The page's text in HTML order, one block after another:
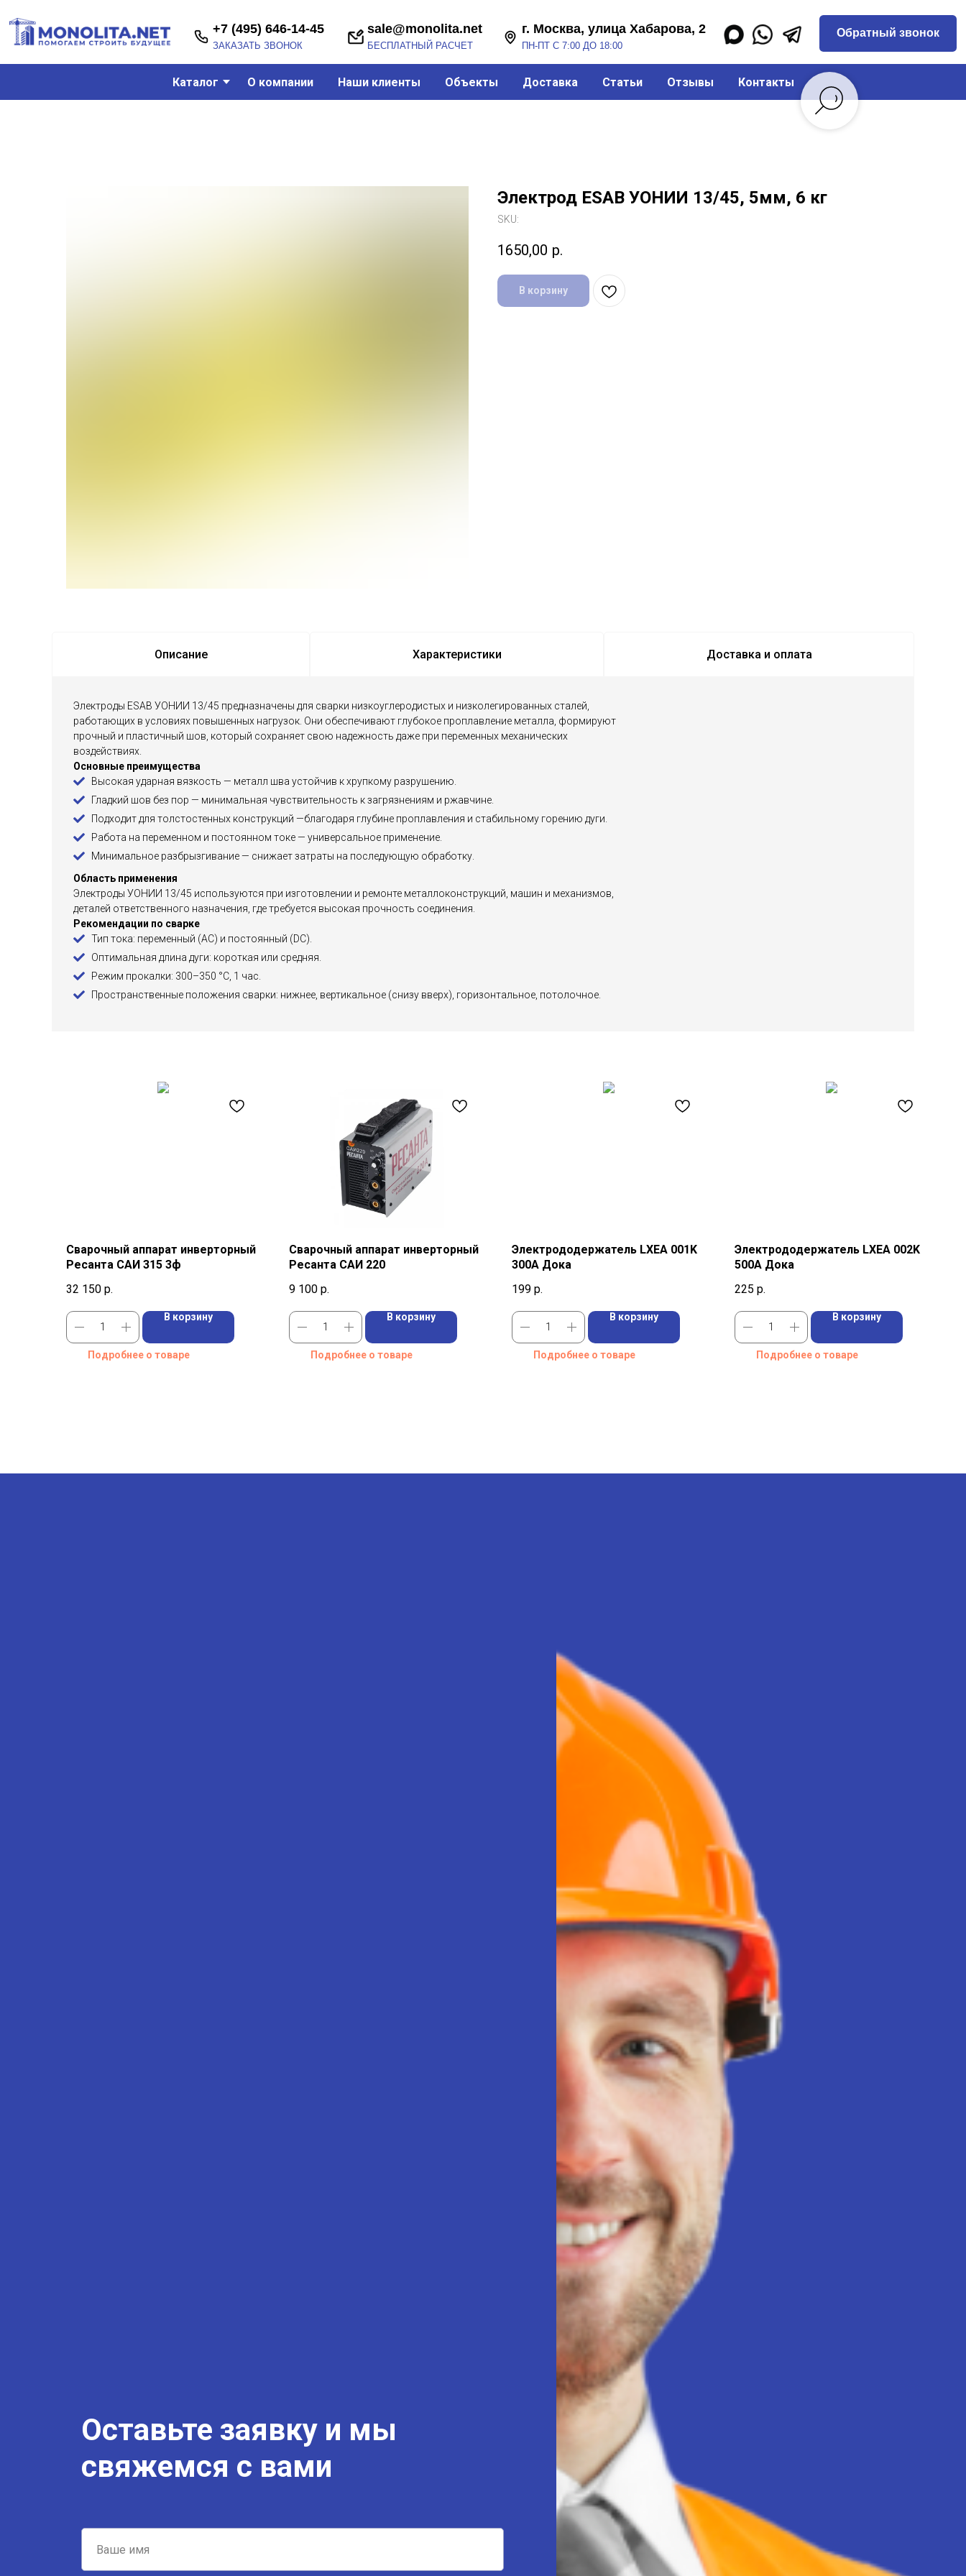
г. Москва, улица Хабарова, 2 Обратный звонок
ПН-ПТ С 7:00 ДО 18:00
+7 (495) 646-14-45
ЗАКАЗАТЬ ЗВОНОК БЕСПЛАТНЫЙ РАСЧЕТ
sale@monolita.net
Каталог О компании Наши клиенты Объекты Доставка Статьи Отзывы Контакты
Электрод ESAB УОНИИ 13/45, 5мм, 6 кг
SKU:
1650,00 р.
В корзину
Описание Характеристики Доставка и оплата
Электроды ESAB УОНИИ 13/45 предназначены для сварки низкоуглеродистых и низколегированных сталей,
работающих в условиях повышенных нагрузок. Они обеспечивают глубокое проплавление металла, формируют
прочный и пластичный шов, который сохраняет свою надежность даже при переменных механических
воздействиях.
Основные преимущества
Высокая ударная вязкость — металл шва устойчив к хрупкому разрушению.
Гладкий шов без пор — минимальная чувствительность к загрязнениям и ржавчине.
Подходит для толстостенных конструкций —благодаря глубине проплавления и стабильному горению дуги.
Работа на переменном и постоянном токе — универсальное применение.
Минимальное разбрызгивание — снижает затраты на последующую обработку.
Область применения
Электроды УОНИИ 13/45 используются при изготовлении и ремонте металлоконструкций, машин и механизмов,
деталей ответственного назначения, где требуется высокая прочность соединения.
Рекомендации по сварке
Тип тока: переменный (AC) и постоянный (DC).
Оптимальная длина дуги: короткая или средняя.
Режим прокалки: 300–350 °C, 1 час.
Пространственные положения сварки: нижнее, вертикальное (снизу вверх), горизонтальное, потолочное.
Сварочный аппарат инверторный
Ресанта САИ 315 3ф
32 150 р.
В корзину
Подробнее о товаре
Сварочный аппарат инверторный
Ресанта САИ 220
9 100 р.
В корзину
Подробнее о товаре
Электрододержатель LXEA 001K
300A Дока
199 р.
В корзину
Подробнее о товаре
Электрододержатель LXEA 002K
500A Дока
225 р.
В корзину
Подробнее о товаре
Оставьте заявку и мы
свяжемся с вами